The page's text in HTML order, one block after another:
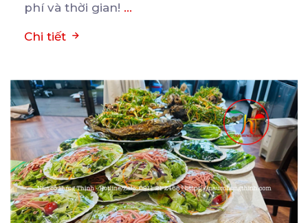
phí và thời gian! ...
Chi tiết